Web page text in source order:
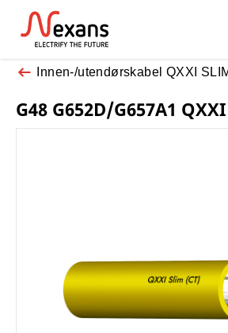
Innen-/utendørskabel QXXI
G48 G652D/G657A1